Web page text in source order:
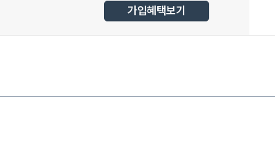
가입혜택보기